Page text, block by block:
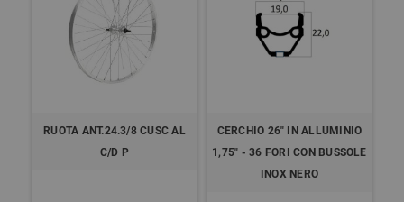
RUOTA ANT.24.3/8 CUSC AL
C/D P
CERCHIO 26" IN ALLUMINIO
1,75" - 36 FORI CON BUSSOLE
INOX NERO